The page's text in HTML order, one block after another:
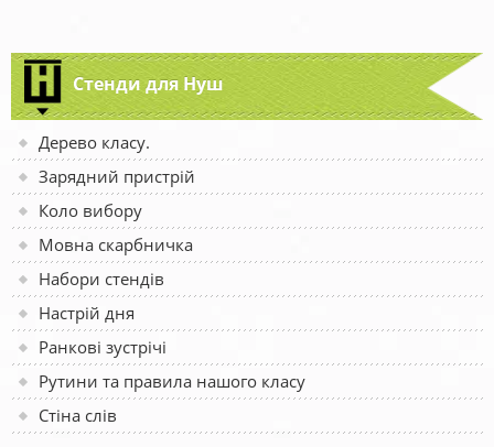
Стенди для Нуш
Дерево класу.
Зарядний пристрій
Коло вибору
Мовна скарбничка
Набори стендів
Настрій дня
Ранкові зустрічі
Рутини та правила нашого класу
Стіна слів